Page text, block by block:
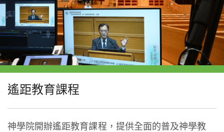
遙距教育課程
神學院開辦遙距教育課程，提供全面的普及神學教